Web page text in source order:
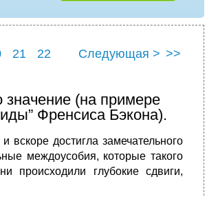
21 22 Следующая > >>
значение (на примере
Френсиса Бэкона).
достигла замечательного
междоусобия, которые такого
происходили глубокие сдвиги,